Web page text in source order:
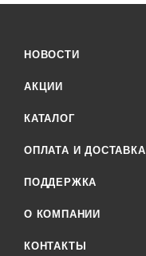
НОВОСТИ
АКЦИИ
КАТАЛОГ
ОПЛАТА И ДОСТАВКА
ПОДДЕРЖКА
О КОМПАНИИ
КОНТАКТЫ